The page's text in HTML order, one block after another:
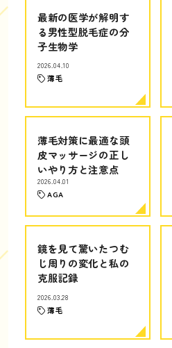
最新の医学が解明す
る男性型脱毛症の分
子生物学
2026.04.10
薄毛
薄毛対策に最適な頭
皮マッサージの正し
いやり方と注意点
2026.04.01
AGA
鏡を見て驚いたつむ
じ周りの変化と私の
克服記録
2026.03.28
薄毛